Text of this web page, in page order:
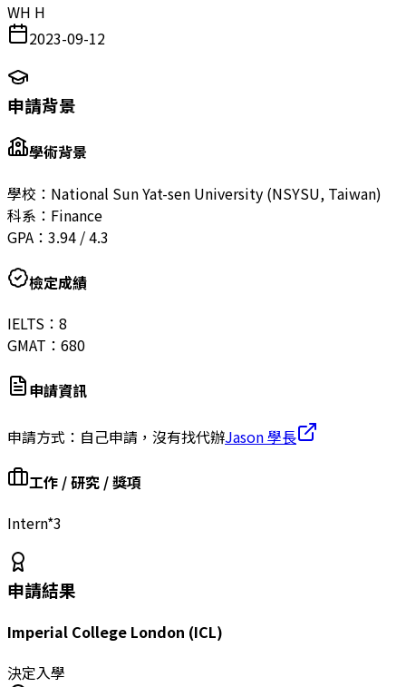
WH H
2023-09-12
申請背景
學術背景
學校： National Sun Yat-sen University (NSYSU, Taiwan)
科系： Finance
GPA： 3.94 /4.3
檢定成績
IELTS： 8
GMAT： 680
申請資訊
申請方式： 自己申請，沒有找代辦Jason 學長
工作 / 研究 / 獎項
Intern*3
申請結果
Imperial College London (ICL)
決定入學